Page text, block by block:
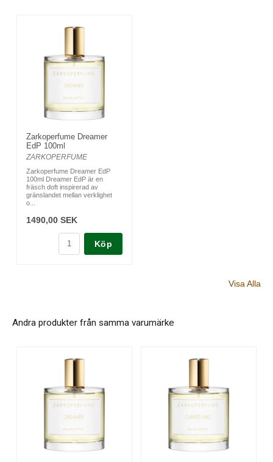
Zarkoperfume Dreamer
EdP 100ml
ZARKOPERFUME
Zarkoperfume Dreamer EdP
100ml Dreamer EdP är en
fräsch doft inspirerad av
gränslandet mellan verklighet
o...
1490,00 SEK
Köp
Visa Alla
Andra produkter från samma varumärke